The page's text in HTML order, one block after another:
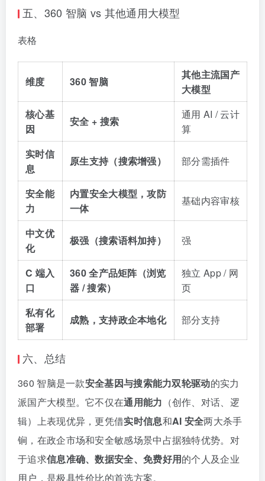
五、360 智脑 vs 其他通用大模型
表格
维度 360 智脑
其他主流国产
大模型
核心基
因
安全 + 搜索
通用 AI / 云计
算
实时信
息
原生支持（搜索增强） 部分需插件
安全能
力
内置安全大模型，攻防
一体
基础内容审核
中文优
化
极强（搜索语料加持） 强
C 端入
口
360 全产品矩阵（浏览
器 / 搜索）
独立 App / 网
页
私有化
部署
成熟，支持政企本地化 部分支持
六、总结
360 智脑是一款安全基因与搜索能力双轮驱动的实力
派国产大模型。它不仅在通用能力 （创作、对话、逻
辑）上表现优异，更凭借实时信息和AI 安全两大杀手
锏，在政企市场和安全敏感场景中占据独特优势。对
于追求信息准确、数据安全、免费好用的个人及企业
用户，是极具性价比的首选方案。